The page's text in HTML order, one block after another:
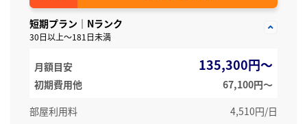
短期プラン｜Nランク
30日以上～181日未満
月額目安 135,300円～
初期費用他
67,100円〜
部屋利用料
4,510円/日